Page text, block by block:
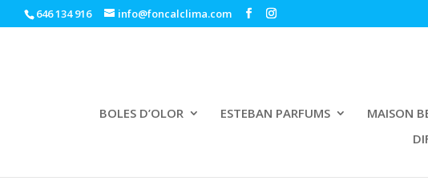
646 134 916 info@foncalclima.com
BOLES D’OLOR ESTEBAN PARFUMS MAISON